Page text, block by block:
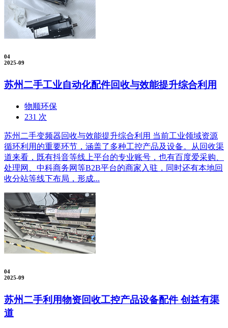
04
2025-09
苏州二手工业自动化配件回收与效能提升综合利用
物顺环保
231 次
苏州二手变频器回收与效能提升综合利用 当前工业领域资源
循环利用的重要环节，涵盖了多种工控产品及设备。从回收渠
道来看，既有抖音等线上平台的专业账号，也有百度爱采购、
处理网、中科商务网等B2B平台的商家入驻，同时还有本地回
收分站等线下布局，形成...
04
2025-09
苏州二手利用物资回收工控产品设备配件 创益有渠
道